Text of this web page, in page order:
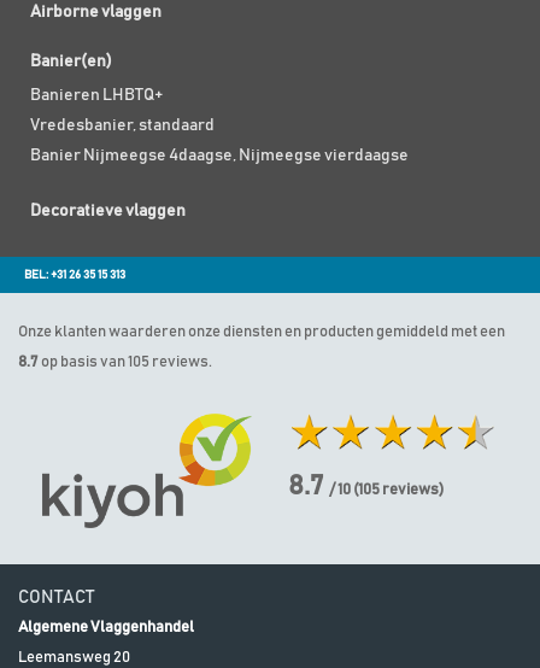
Airborne vlaggen
Banier(en)
Banieren LHBTQ+
Vredesbanier, standaard
Banier Nijmeegse 4daagse, Nijmeegse vierdaagse
Decoratieve vlaggen
BEL: +31 26 35 15 313
Onze klanten waarderen onze diensten en producten gemiddeld met een
8.7 op basis van 105 reviews.
8.7 / 10 (105 reviews)
CONTACT
Algemene Vlaggenhandel
Leemansweg 20